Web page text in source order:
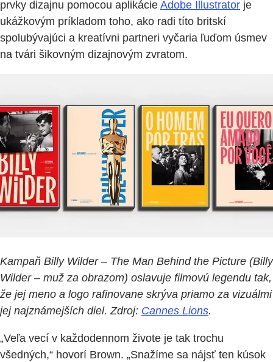
prvky dizajnu pomocou aplikácie Adobe Illustrator je
ukážkovým príkladom toho, ako radi títo britskí
spolubývajúci a kreatívni partneri vyčaria ľuďom úsmev
na tvári šikovným dizajnovým zvratom.
Kampaň Billy Wilder – The Man Behind the Picture (Billy
Wilder – muž za obrazom) oslavuje filmovú legendu tak,
že jej meno a logo rafinovane skrýva priamo za vizuálmi
jej najznámejších diel. Zdroj: Cannes Lions.
„Veľa vecí v každodennom živote je tak trochu
všedných,“ hovorí Brown. „Snažíme sa nájsť ten kúsok